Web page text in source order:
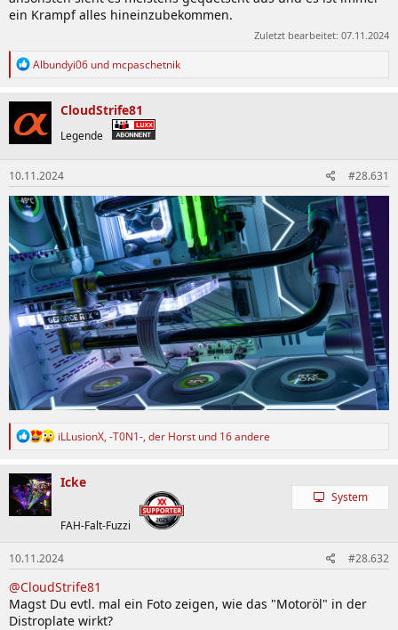
ein Krampf alles hineinzubekommen.
Zuletzt bearbeitet: 07.11.2024
R
k
t
i
o
n
e
n
:
Albundyi06 und mcpaschetnik
CloudStrife81
Legende
10.11.2024 #28.631
R
k
o
n
n
iLLusionX, -T0N1-, der Horst und 16 andere
Icke
FAH-Falt-Fuzzi
System
10.11.2024 #28.632
@CloudStrife81
Magst Du evtl. mal ein Foto zeigen, wie das "Motoröl" in der
Distroplate wirkt?